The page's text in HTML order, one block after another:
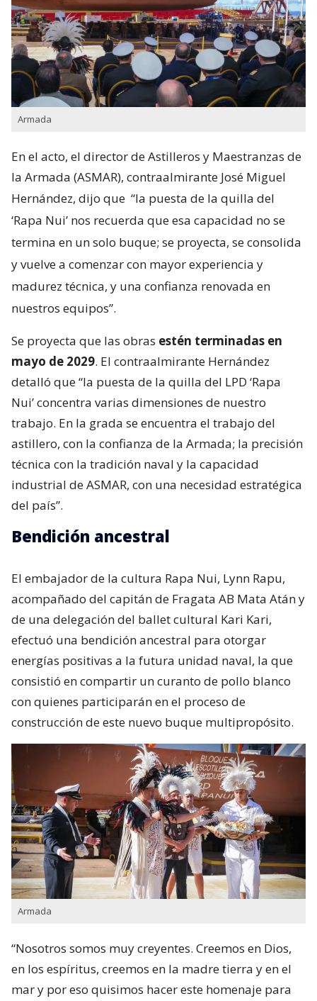
Armada
En el acto, el director de Astilleros y Maestranzas de
la Armada (ASMAR), contraalmirante José Miguel
Hernández, dijo que “la puesta de la quilla del
‘Rapa Nui’ nos recuerda que esa capacidad no se
termina en un solo buque; se proyecta, se consolida
y vuelve a comenzar con mayor experiencia y
madurez técnica, y una confianza renovada en
nuestros equipos”.
Se proyecta que las obras estén terminadas en
mayo de 2029. El contraalmirante Hernández
detalló que “la puesta de la quilla del LPD ‘Rapa
Nui’ concentra varias dimensiones de nuestro
trabajo. En la grada se encuentra el trabajo del
astillero, con la confianza de la Armada; la precisión
técnica con la tradición naval y la capacidad
industrial de ASMAR, con una necesidad estratégica
del país”.
Bendición ancestral
El embajador de la cultura Rapa Nui, Lynn Rapu,
acompañado del capitán de Fragata AB Mata Atán y
de una delegación del ballet cultural Kari Kari,
efectuó una bendición ancestral para otorgar
energías positivas a la futura unidad naval, la que
consistió en compartir un curanto de pollo blanco
con quienes participarán en el proceso de
construcción de este nuevo buque multipropósito.
Armada
“Nosotros somos muy creyentes. Creemos en Dios,
en los espíritus, creemos en la madre tierra y en el
mar y por eso quisimos hacer este homenaje para